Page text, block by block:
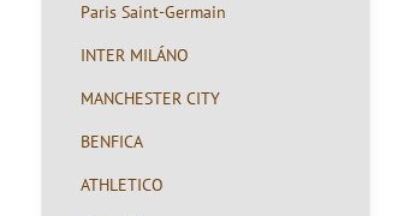
Paris Saint-Germain
INTER MILÁNO
MANCHESTER CITY
BENFICA
ATHLETICO